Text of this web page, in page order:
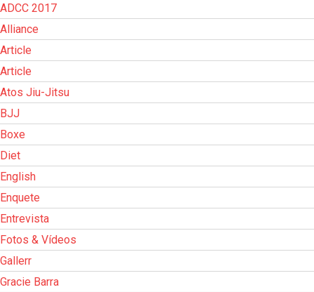
ADCC 2017
Alliance
Article
Article
Atos Jiu-Jitsu
BJJ
Boxe
Diet
English
Enquete
Entrevista
Fotos & Vídeos
Gallerr
Gracie Barra